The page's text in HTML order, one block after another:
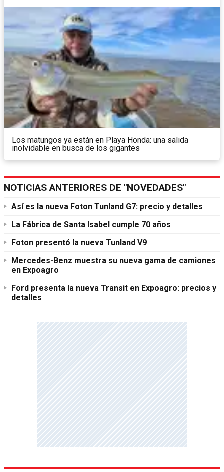
Los matungos ya están en Playa Honda: una salida
inolvidable en busca de los gigantes
NOTICIAS ANTERIORES DE "NOVEDADES"
Así es la nueva Foton Tunland G7: precio y detalles
La Fábrica de Santa Isabel cumple 70 años
Foton presentó la nueva Tunland V9
Mercedes-Benz muestra su nueva gama de camiones
en Expoagro
Ford presenta la nueva Transit en Expoagro: precios y
detalles